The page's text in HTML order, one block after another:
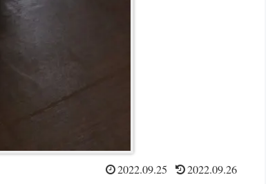
2022.09.25 2022.09.26